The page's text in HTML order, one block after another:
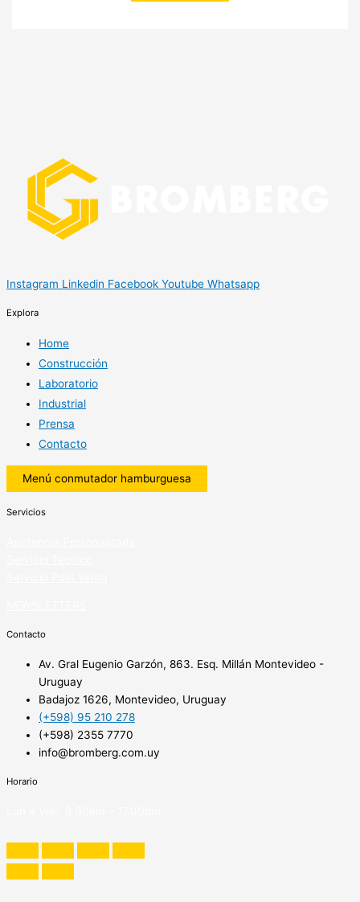
Instagram Linkedin Facebook Youtube Whatsapp
Explora
Home
Construcción
Laboratorio
Industrial
Prensa
Contacto
Menú conmutador hamburguesa
Servicios
Contacto
Av. Gral Eugenio Garzón, 863. Esq. Millán Montevideo -
Uruguay
Badajoz 1626, Montevideo, Uruguay
(+598) 95 210 278
(+598) 2355 7770
info@bromberg.com.uy
Horario